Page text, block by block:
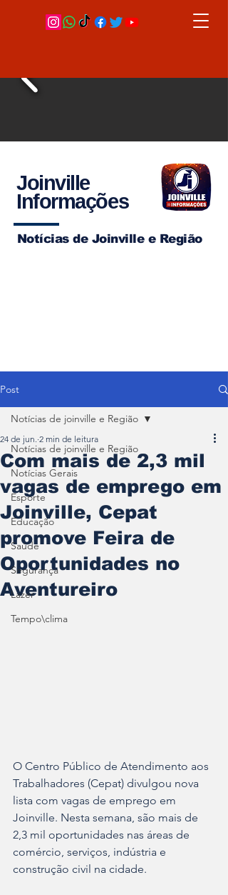
Joinville
Informações
Notícias de Joinville e Região
Post
Notícias de joinville e Região
Notícias Gerais
Esporte
Educação
Saúde
Segurança
Lazer
Tempo\clima
Notícias de joinville e Região
Com mais de 2,3 mil
vagas de emprego em
Joinville, Cepat
promove Feira de
Oportunidades no
Aventureiro
24 de jun. 2 min de leitura
O Centro Público de Atendimento aos
Trabalhadores (Cepat) divulgou nova
lista com vagas de emprego em
Joinville. Nesta semana, são mais de
2,3 mil oportunidades nas áreas de
comércio, serviços, indústria e
construção civil na cidade.